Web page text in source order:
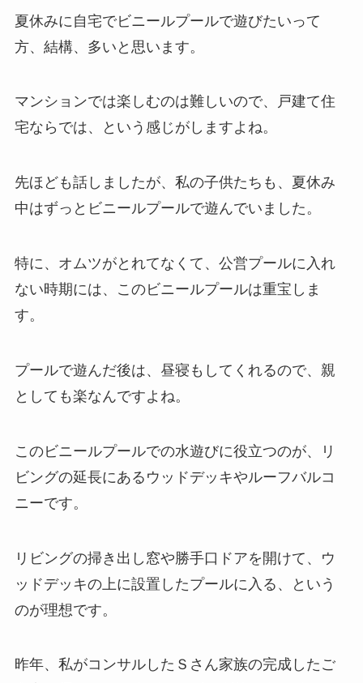
夏休みに自宅でビニールプールで遊びたいって
方、結構、多いと思います。
マンションでは楽しむのは難しいので、戸建て住
宅ならでは、という感じがしますよね。
先ほども話しましたが、私の子供たちも、夏休み
中はずっとビニールプールで遊んでいました。
特に、オムツがとれてなくて、公営プールに入れ
ない時期には、このビニールプールは重宝しま
す。
プールで遊んだ後は、昼寝もしてくれるので、親
としても楽なんですよね。
このビニールプールでの水遊びに役立つのが、リ
ビングの延長にあるウッドデッキやルーフバルコ
ニーです。
リビングの掃き出し窓や勝手口ドアを開けて、ウ
ッドデッキの上に設置したプールに入る、という
のが理想です。
昨年、私がコンサルしたＳさん家族の完成したご